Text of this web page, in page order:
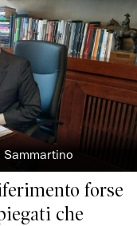
forse
che